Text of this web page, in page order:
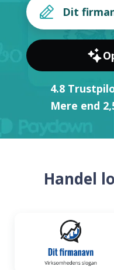
4.8
Mere end
Handel